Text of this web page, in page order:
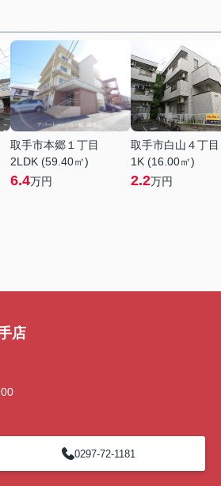
取手市本郷１丁目
2LDK (59.40㎡)
6.4万円
取手市白山４丁目
1K (16.00㎡)
2.2万円
店
0297-72-1181